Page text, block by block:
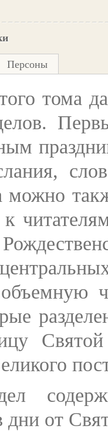
Персоны
тома
можно
к
дни от